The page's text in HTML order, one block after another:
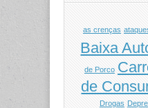
as crenças
Baixa
de Porco
de
Drogas